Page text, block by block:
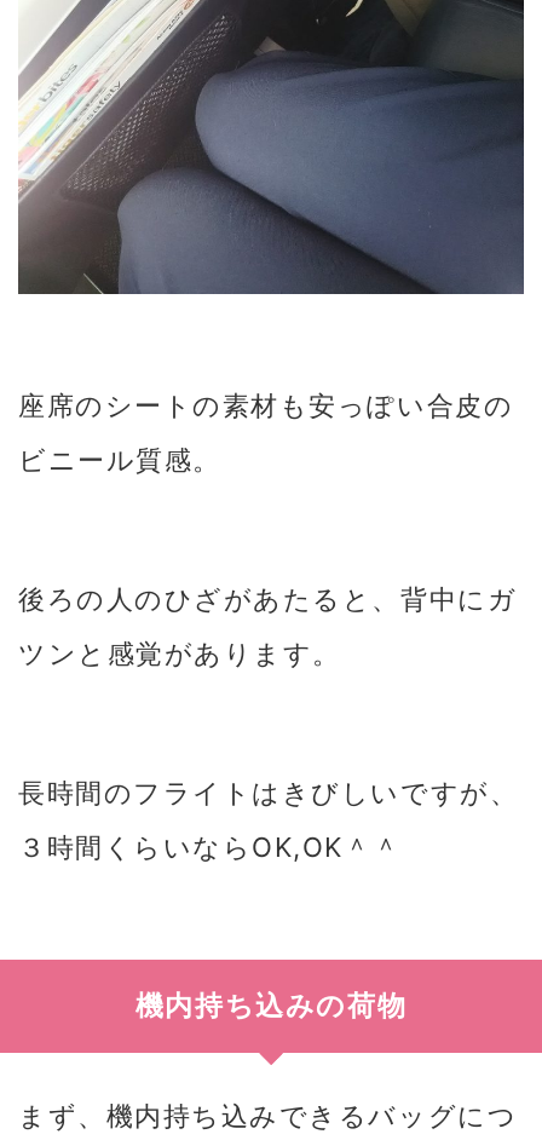
座席のシートの素材も安っぽい合皮の
ビニール質感。
後ろの人のひざがあたると、背中にガ
ツンと感覚があります。
長時間のフライトはきびしいですが、
３時間くらいならOK,OK＾＾
機内持ち込みの荷物
まず、機内持ち込みできるバッグにつ